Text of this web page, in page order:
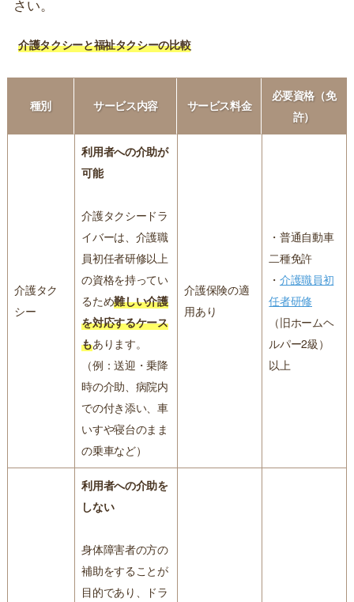
さい。
介護タクシーと福祉タクシーの比較
種別 サービス内容 サービス料金
必要資格（免
許）
介護タク
シー
利用者への介助が
可能
介護タクシードラ
イバーは、介護職
員初任者研修以上
の資格を持ってい
るため難しい介護
を対応するケース
もあります。
（例：送迎・乗降
時の介助、病院内
での付き添い、車
いすや寝台のまま
の乗車など）
介護保険の適
用あり
・普通自動車
二種免許
・介護職員初
任者研修
（旧ホームヘ
ルパー2級）
以上
利用者への介助を
しない
身体障害者の方の
補助をすることが
目的であり、ドラ